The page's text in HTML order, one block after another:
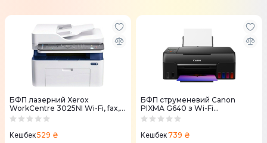
БФП лазерний Xerox
WorkCentre 3025NI Wi-Fi, fax,
ADF (3025V_NI)
Кешбек529 ₴
БФП струменевий Canon
PIXMA G640 з Wi-Fi
(4620C009)
Кешбек739 ₴